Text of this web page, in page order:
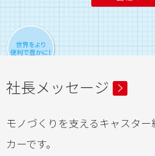
社長メッセージ
モノづくりを支えるキャスター
カーです。